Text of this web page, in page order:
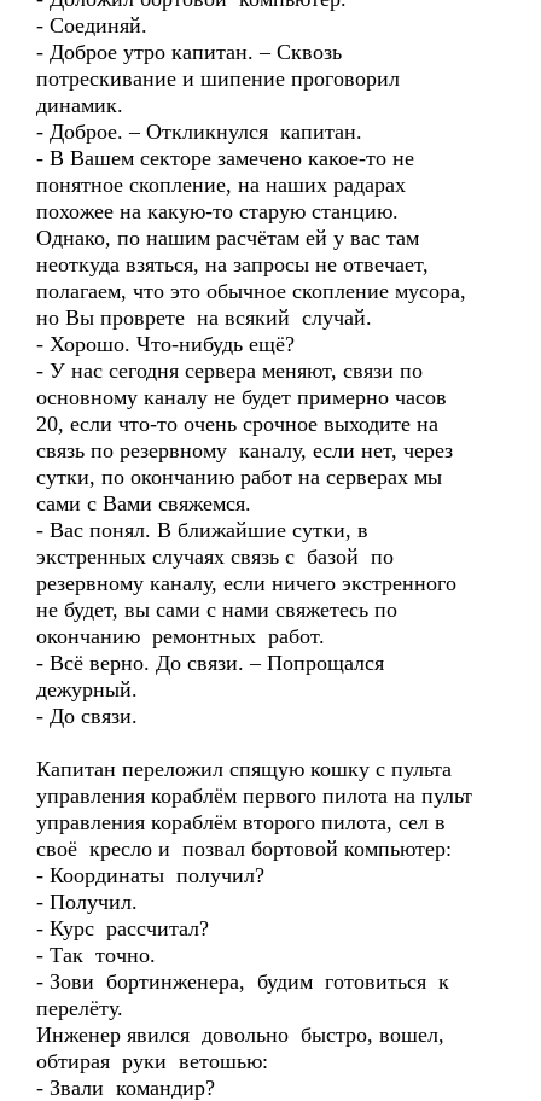
- Соединяй.
- Доброе утро капитан. – Сквозь
потрескивание и шипение проговорил
динамик.
- Доброе. – Откликнулся капитан.
- В Вашем секторе замечено какое-то не
понятное скопление, на наших радарах
похожее на какую-то старую станцию.
Однако, по нашим расчётам ей у вас там
неоткуда взяться, на запросы не отвечает,
полагаем, что это обычное скопление мусора,
но Вы проврете на всякий случай.
- Хорошо. Что-нибудь ещё?
- У нас сегодня сервера меняют, связи по
основному каналу не будет примерно часов
20, если что-то очень срочное выходите на
связь по резервному каналу, если нет, через
сутки, по окончанию работ на серверах мы
сами с Вами свяжемся.
- Вас понял. В ближайшие сутки, в
экстренных случаях связь с базой по
резервному каналу, если ничего экстренного
не будет, вы сами с нами свяжетесь по
окончанию ремонтных работ.
- Всё верно. До связи. – Попрощался
дежурный.
- До связи.
Капитан переложил спящую кошку с пульта
управления кораблём первого пилота на пульт
управления кораблём второго пилота, сел в
своё кресло и позвал бортовой компьютер:
- Координаты получил?
- Получил.
- Курс рассчитал?
- Так точно.
- Зови бортинженера, будим готовиться к
перелёту.
Инженер явился довольно быстро, вошел,
обтирая руки ветошью:
- Звали командир?